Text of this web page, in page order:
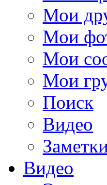
Мои
Мои
Мои
Мои
Поиск
Видео
Видео